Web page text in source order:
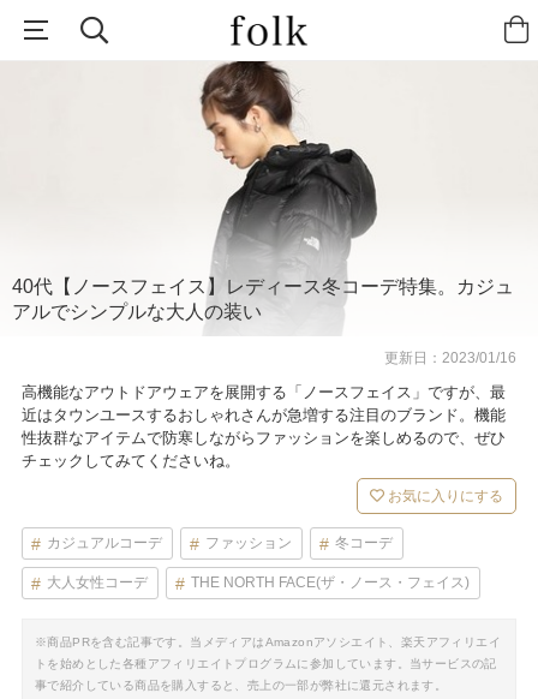
40代【ノースフェイス】レディース冬コーデ特集。カジュ
アルでシンプルな大人の装い
更新日：2023/01/16
高機能なアウトドアウェアを展開する「ノースフェイス」ですが、最
近はタウンユースするおしゃれさんが急増する注目のブランド。機能
性抜群なアイテムで防寒しながらファッションを楽しめるので、ぜひ
チェックしてみてくださいね。
お気に入りにする
カジュアルコーデ ファッション 冬コーデ
大人女性コーデ THE NORTH FACE(ザ・ノース・フェイス)
※商品PRを含む記事です。当メディアはAmazonアソシエイト、楽天アフィリエイ
トを始めとした各種アフィリエイトプログラムに参加しています。当サービスの記
事で紹介している商品を購入すると、売上の一部が弊社に還元されます。